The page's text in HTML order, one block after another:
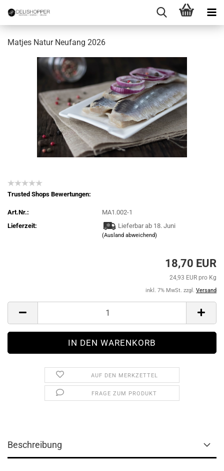
Matjes Natur Neufang 2026
Trusted Shops Bewertungen:
Art.Nr.:
MA1.002-1
Lieferzeit:
Lieferbar ab 18. Juni
(Ausland abweichend)
18,70 EUR
24,93 EUR pro Kg
inkl. 7% MwSt. zzgl. Versand
AUF DEN MERKZETTEL
FRAGE ZUM PRODUKT
Beschreibung